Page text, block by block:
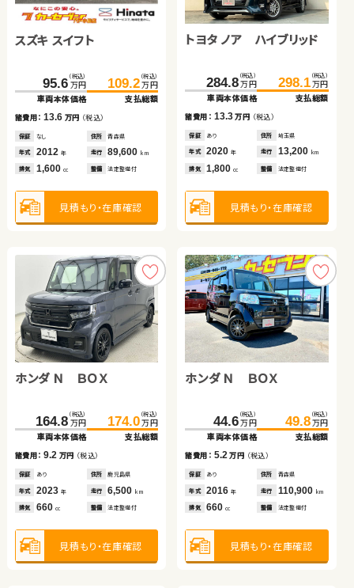
スズキ スイフト
95.6 （税込）
万円
車両本体価格
109.2 （税込）
万円
支払総額
諸費用：13.6 万円 （税込）
保証 なし 住所 青森県
年式 2012 年 走行 89,600 km
排気 1,600 cc 整備 法定整備付
見積もり・在庫確認
トヨタ ノア ハイブリッド
284.8 （税込）
万円
車両本体価格
298.1 （税込）
万円
支払総額
諸費用： 13.3万円 （税込）
保証 あり 住所 埼玉県
年式 2020年 走行 13,200 km
排気 1,800cc 整備 法定整備付
見積もり・在庫確認
ホンダ Ｎ ＢＯＸ
164.8 （税込）
万円
車両本体価格
174.0 （税込）
万円
支払総額
諸費用：9.2 万円 （税込）
保証 あり 住所 鹿児島県
年式 2023 年 走行 6,500 km
排気 660 cc 整備 法定整備付
見積もり・在庫確認
ホンダ Ｎ ＢＯＸ
44.6 （税込）
万円
車両本体価格
49.8 （税込）
万円
支払総額
諸費用： 5.2万円 （税込）
保証 あり 住所 青森県
年式 2016年 走行 110,900 km
排気 660cc 整備 法定整備付
見積もり・在庫確認
69.0（税込）
万円
諸費用：6.5 万円（税込）
なし 埼玉県
年式 2020年 走行
排気 660 整備
見積もり・在庫確認
83.6 （税込）
万円
99.6（税込）
万円
諸費用：16.0万円（税込）
あり
年式 2017年 走行
排気 1,300 整備 法定整備付
見積もり・在庫確認
日産 エクストレイル
75.3 （税込）
万円
諸費用：18.6万円（税込）
あり 岩手県
年式 2013年 走行
排気 2,000 整備 法定整備付
見積もり・在庫確認
トヨタ アクア
195.6 （税込）
万円
10.8万円（税込）
あり
年式 2022年 走行
排気 1,500 整備 法定整備付
見積もり・在庫確認
149.7（税込）
万円
諸費用：8.4 万円（税込）
なし 岡山県
年式 2016年 走行
排気 1,800 整備
見積もり・在庫確認
イブリッド
885.0 （税込）
万円
899.7（税込）
万円
諸費用：14.7万円（税込）
あり
年式 2025年 走行
排気 2,500 整備 法定整備付
見積もり・在庫確認
スバル フォレスター
208.4 （税込）
万円
諸費用：15.4万円（税込）
あり 埼玉県
年式 2021年 走行
排気 1,800 整備 法定整備付
見積もり・在庫確認
トヨタ ルーミー
100.1 （税込）
万円
8.8 万円（税込）
なし
年式 2017年 走行
排気 1,000 整備 なし
見積もり・在庫確認